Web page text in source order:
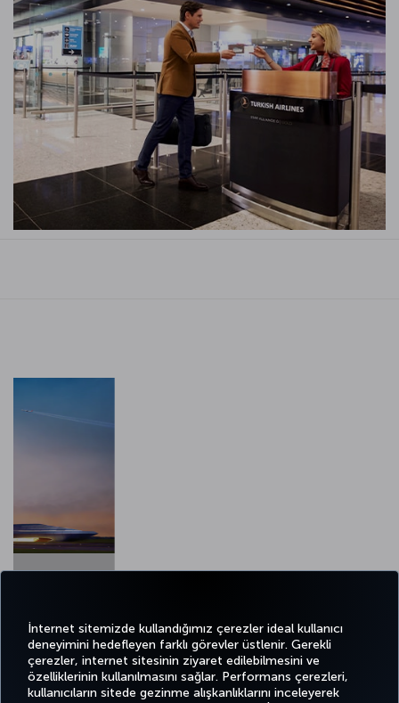
İnternet sitemizde kullandığımız çerezler ideal kullanıcı
deneyimini hedefleyen farklı görevler üstlenir. Gerekli
çerezler, internet sitesinin ziyaret edilebilmesini ve
özelliklerinin kullanılmasını sağlar. Performans çerezleri,
kullanıcıların sitede gezinme alışkanlıklarını inceleyerek
TwitterFacebook
Instagram
YoutubeLinkedIn
TiktokBlogPinterest